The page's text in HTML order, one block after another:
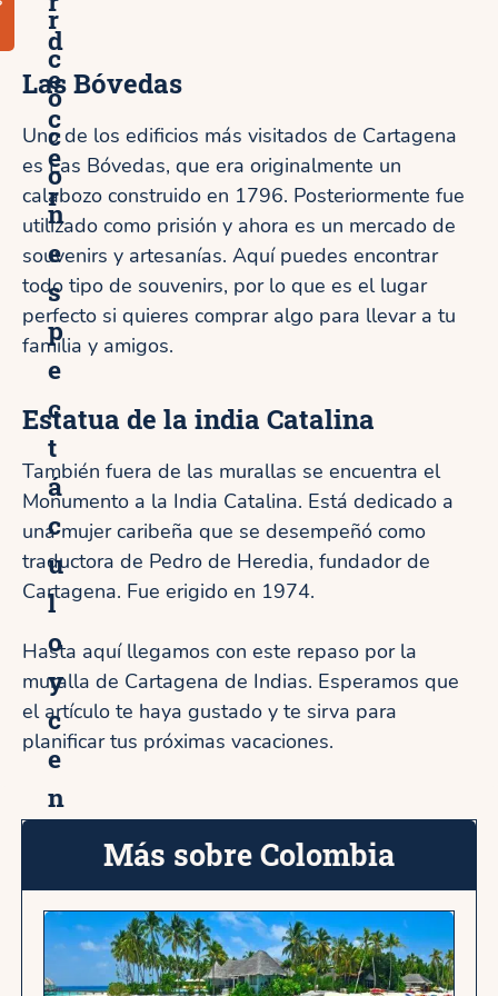
d
e
c
e
r
r
c
o
c
o
n
e
s
p
e
c
t
á
c
u
l
o
y
c
e
n
o
r
Las Bóvedas
Uno de los edificios más visitados de Cartagena
es Las Bóvedas, que era originalmente un
calabozo construido en 1796. Posteriormente fue
utilizado como prisión y ahora es un mercado de
souvenirs y artesanías. Aquí puedes encontrar
todo tipo de souvenirs, por lo que es el lugar
perfecto si quieres comprar algo para llevar a tu
familia y amigos.
Estatua de la india Catalina
También fuera de las murallas se encuentra el
Monumento a la India Catalina. Está dedicado a
una mujer caribeña que se desempeñó como
traductora de Pedro de Heredia, fundador de
Cartagena. Fue erigido en 1974.
Hasta aquí llegamos con este repaso por la
muralla de Cartagena de Indias. Esperamos que
el artículo te haya gustado y te sirva para
planificar tus próximas vacaciones.
Más sobre Colombia